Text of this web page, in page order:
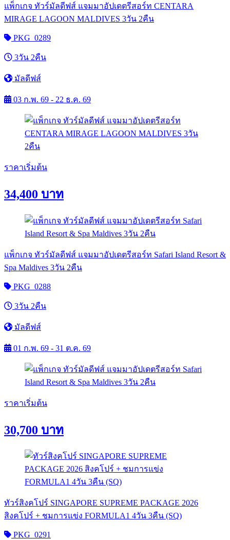
แพ็กเกจ ทัวร์มัลดีฟส์ แจมมาอัปเดตรีสอร์ท CENTARA
MIRAGE LAGOON MALDIVES 3วัน 2คืน
PKG_0289
3วัน 2คืน
มัลดีฟส์
03 ก.พ. 69 - 22 ธ.ค. 69
ราคาเริ่มต้น
34,400 บาท
แพ็กเกจ ทัวร์มัลดีฟส์ แจมมาอัปเดตรีสอร์ท Safari Island Resort &
Spa Maldives 3วัน 2คืน
PKG_0288
3วัน 2คืน
มัลดีฟส์
01 ก.พ. 69 - 31 ต.ค. 69
ราคาเริ่มต้น
30,700 บาท
ทัวร์สิงคโปร์ SINGAPORE SUPREME PACKAGE 2026
สิงคโปร์ + ชมการแข่ง FORMULA1 4วัน 3คืน (SQ)
PKG_0291